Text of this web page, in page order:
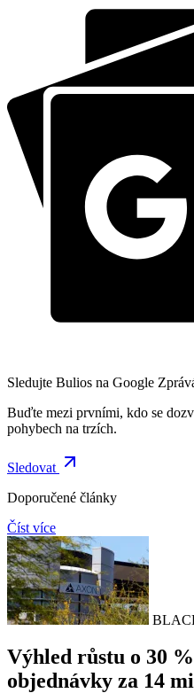
Sledujte Bulios na Google
Buďte mezi prvními, kdo se
pohybech na trzích.
Sledovat
Doporučené články
Číst více
Výhled růstu o 30
objednávky za 14